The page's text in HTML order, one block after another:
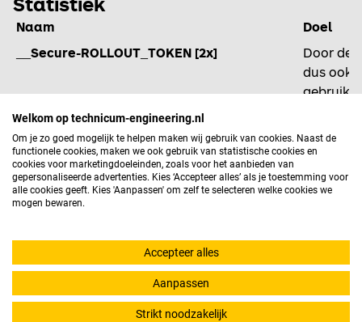
Naam
Doel
__Secure-ROLLOUT_TOKEN [2x]
Door
dus ook
of 'A/B-
_ALGOLIA
Slaat
door een
_ga [3x]
Welkom op technicum-engineering.nl
Om je zo goed mogelijk te helpen maken wij gebruik van cookies. Naast de
functionele cookies, maken we ook gebruik van statistische cookies en
cookies voor marketingdoeleinden, zoals voor het aanbieden van
gepersonaliseerde advertenties. Kies ‘Accepteer alles’ als je toestemming voor
alle cookies geeft. Kies 'Aanpassen' om zelf te selecteren welke cookies we
mogen bewaren.
Accepteer alles
Aanpassen
Strikt noodzakelijk